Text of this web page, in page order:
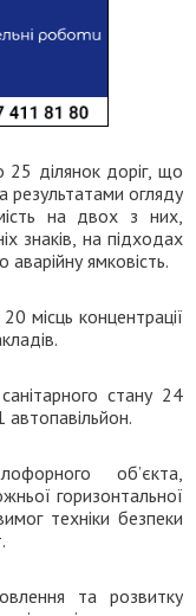
ділянок доріг, що
результатами огляду
на двох з них,
знаків, на підходах
ямковість.
місць концентрації
стану 24
автопавільйон.
об’єкта,
горизонтальної
техніки безпеки
та розвитку